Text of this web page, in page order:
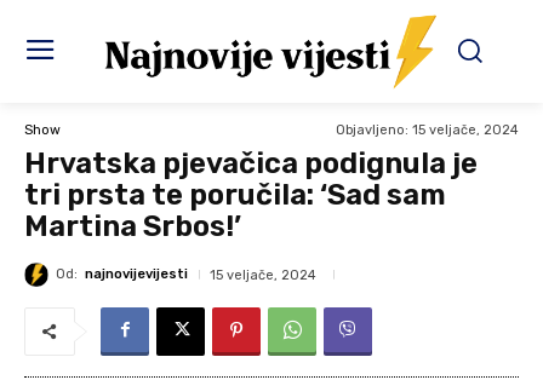
Show Objavljeno: 15 veljače, 2024
Hrvatska pjevačica podignula je
tri prsta te poručila: ‘Sad sam
Martina Srbos!’
Od: najnovijevijesti 15 veljače, 2024